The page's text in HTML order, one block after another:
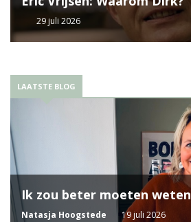
29 juli 2026
LAATSTE BLOG
Ik zou beter moeten weten
Natasja Hoogstede 19 juli 2026